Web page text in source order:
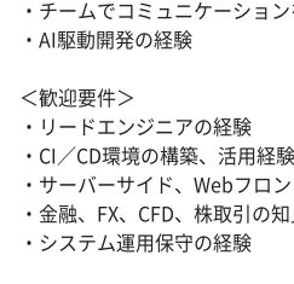
・チームでコミュニケーショ
・AI駆動開発の経験
＜歓迎要件＞
・リードエンジニアの経験
・CI／CD環境の構築、活用経験
・サーバーサイド、Webフロ
・金融、FX、CFD、株取引の知
・システム運用保守の経験